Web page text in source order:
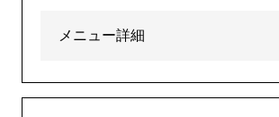
メニュー詳細